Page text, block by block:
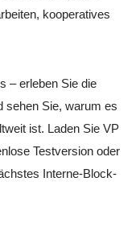
kooperatives
– erleben Sie die
sehen Sie, warum es
ist. Laden Sie VP
Testversion oder
Interne-Block-